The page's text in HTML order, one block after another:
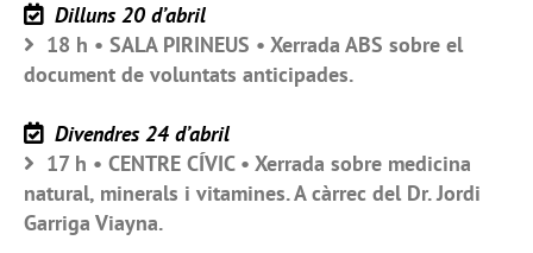
Dilluns 20 d’abril
18 h • SALA PIRINEUS • Xerrada ABS sobre el
document de voluntats anticipades.
Divendres 24 d’abril
17 h • CENTRE CÍVIC • Xerrada sobre medicina
natural, minerals i vitamines. A càrrec del Dr. Jordi
Garriga Viayna.